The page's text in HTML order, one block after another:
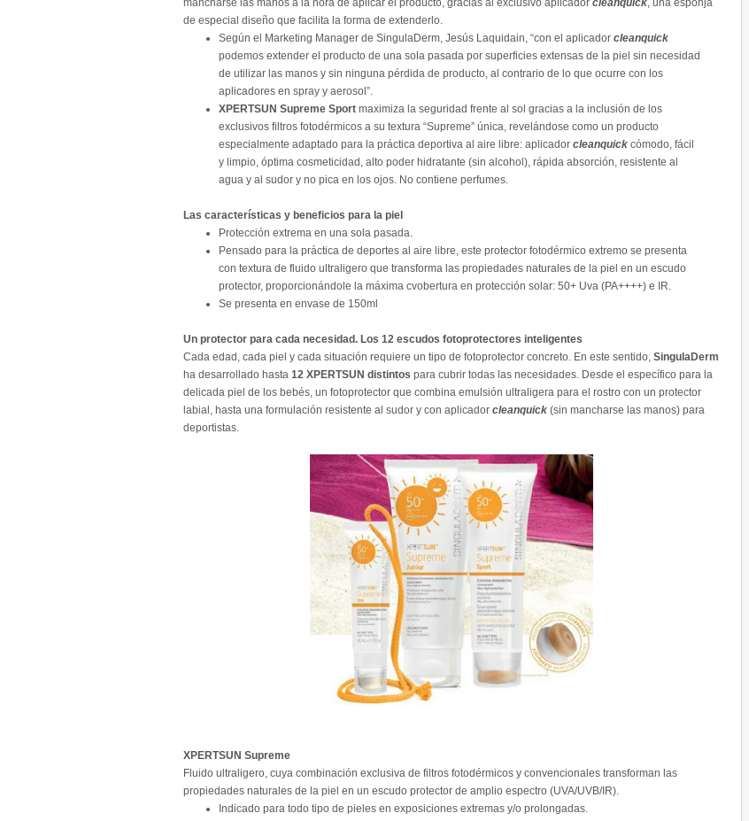
mancharse las manos a la hora de aplicar el producto, gracias al exclusivo aplicador cleanquick, una esponja
de especial diseño que facilita la forma de extenderlo.
Según el Marketing Manager de SingulaDerm, Jesús Laquidain, “con el aplicador cleanquick
podemos extender el producto de una sola pasada por superficies extensas de la piel sin necesidad
de utilizar las manos y sin ninguna pérdida de producto, al contrario de lo que ocurre con los
aplicadores en spray y aerosol”.
XPERTSUN Supreme Sport maximiza la seguridad frente al sol gracias a la inclusión de los
exclusivos filtros fotodérmicos a su textura “Supreme” única, revelándose como un producto
especialmente adaptado para la práctica deportiva al aire libre: aplicador cleanquick cómodo, fácil
y limpio, óptima cosmeticidad, alto poder hidratante (sin alcohol), rápida absorción, resistente al
agua y al sudor y no pica en los ojos. No contiene perfumes.
Las características y beneficios para la piel
Protección extrema en una sola pasada.
Pensado para la práctica de deportes al aire libre, este protector fotodérmico extremo se presenta
con textura de fluido ultraligero que transforma las propiedades naturales de la piel en un escudo
protector, proporcionándole la máxima cvobertura en protección solar: 50+ Uva (PA++++) e IR.
Se presenta en envase de 150ml
Un protector para cada necesidad. Los 12 escudos fotoprotectores inteligentes
Cada edad, cada piel y cada situación requiere un tipo de fotoprotector concreto. En este sentido, SingulaDerm
ha desarrollado hasta 12 XPERTSUN distintos para cubrir todas las necesidades. Desde el específico para la
delicada piel de los bebés, un fotoprotector que combina emulsión ultraligera para el rostro con un protector
labial, hasta una formulación resistente al sudor y con aplicador cleanquick (sin mancharse las manos) para
deportistas.
XPERTSUN Supreme
Fluido ultraligero, cuya combinación exclusiva de filtros fotodérmicos y convencionales transforman las
propiedades naturales de la piel en un escudo protector de amplio espectro (UVA/UVB/IR).
Indicado para todo tipo de pieles en exposiciones extremas y/o prolongadas.